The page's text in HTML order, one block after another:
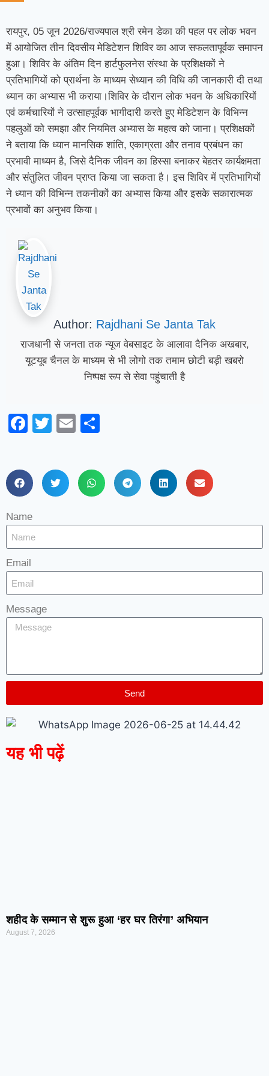
रायपुर, 05 जून 2026/राज्यपाल श्री रमेन डेका की पहल पर लोक भवन
में आयोजित तीन दिवसीय मेडिटेशन शिविर का आज सफलतापूर्वक समापन
हुआ। शिविर के अंतिम दिन हार्टफुलनेस संस्था के प्रशिक्षकों ने
प्रतिभागियों को प्रार्थना के माध्यम सेध्यान की विधि की जानकारी दी तथा
ध्यान का अभ्यास भी कराया।शिविर के दौरान लोक भवन के अधिकारियों
एवं कर्मचारियों ने उत्साहपूर्वक भागीदारी करते हुए मेडिटेशन के विभिन्न
पहलुओं को समझा और नियमित अभ्यास के महत्व को जाना। प्रशिक्षकों
ने बताया कि ध्यान मानसिक शांति, एकाग्रता और तनाव प्रबंधन का
प्रभावी माध्यम है, जिसे दैनिक जीवन का हिस्सा बनाकर बेहतर कार्यक्षमता
और संतुलित जीवन प्राप्त किया जा सकता है। इस शिविर में प्रतिभागियों
ने ध्यान की विभिन्न तकनीकों का अभ्यास किया और इसके सकारात्मक
प्रभावों का अनुभव किया।
Author: Rajdhani Se Janta Tak
राजधानी से जनता तक न्यूज वेबसाइट के आलावा दैनिक अखबार,
यूटयूब चैनल के माध्यम से भी लोगो तक तमाम छोटी बड़ी खबरो
निष्पक्ष रूप से सेवा पहुंचाती है
Facebook
TwitterEmail
Name
Email
Message
Send
यह भी पढ़ें
शहीद के सम्मान से शुरू हुआ ‘हर घर तिरंगा’ अभियान
August 7, 2026